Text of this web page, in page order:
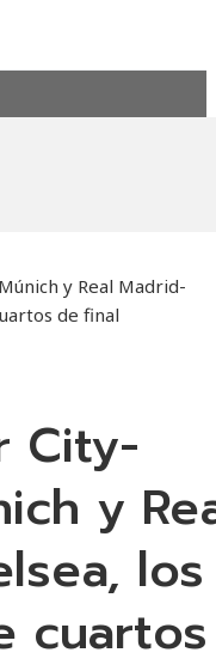
y Real Madrid-
de final
City-
y
los
cuartos